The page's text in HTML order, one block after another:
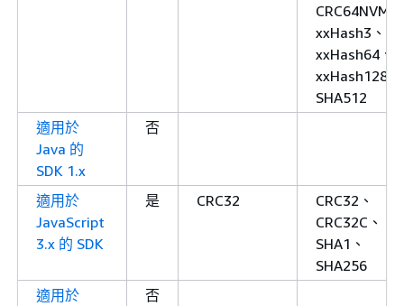
CRC64NVME
xxHash3、
xxHash64、
xxHash128、
SHA512
適用於
Java 的
SDK 1.x
否
適用於
JavaScript
3.x 的 SDK
是 CRC32
CRC32、
CRC32C、
SHA1、
SHA256
適用於
否